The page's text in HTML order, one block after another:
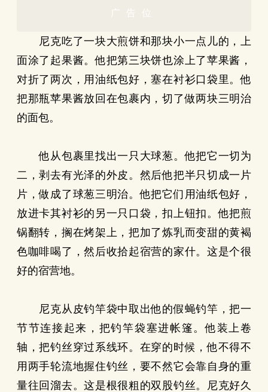
广告位
尼克吃了一块大煎饼和那块小一点儿的，上
面涂了起果酱。他把第三块饼也涂上了苹果酱，
对折了两次，用油纸包好，塞在衬衫口袋里。他
把那瓶苹果酱放回在包裹内，切了做两块三明治
的面包。
他从包裹里找出一只大球葱。他把它一切为
二，剥去有光泽的外皮。然后他把半只切成一片
片，做成了球葱三明治。他把它们用油纸包好，
放进卡其衬衫的另一只口袋，扣上钮扣。他把煎
锅翻转，搁在烤架上，把加了炼乳而变甜的黄褐
色咖啡喝了，然后收拾起宿营的家什。这是个很
好的宿营地。
尼克从皮钓竿袋中取出他的假蝇钓竿，把一
节节连接起来，把钓竿袋塞进帐篷。他装上卷
轴，把钓丝穿过系线环。在穿的时候，他不得不
用两手轮流地握住钓丝，要不然它会靠自身的重
量往回溜去。这是根很粗的双股钓丝。尼克好久